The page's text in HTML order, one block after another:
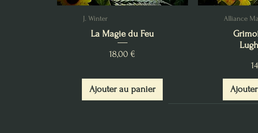
J. Winter
La Magie du Feu
Prix
18,00 €
Ajouter au panier
Alliance